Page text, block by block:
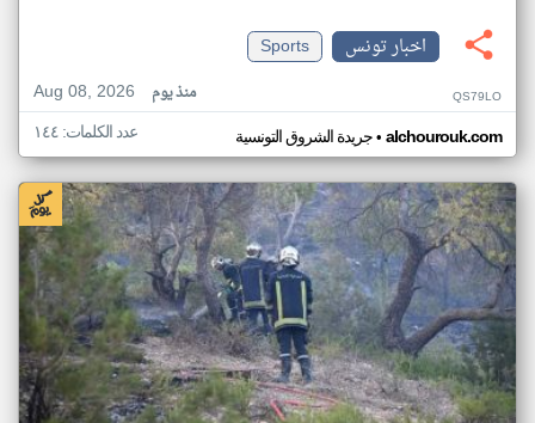
اخبار تونس
Sports
Aug 08, 2026
منذ يوم QS79LO
جريدة الشروق التونسية• alchourouk.com عدد الكلمات: ١٤٤